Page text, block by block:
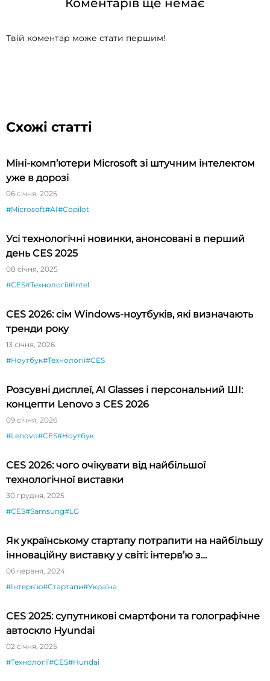
Коментарів ще немає
Твій коментар може стати першим!
Схожі статті
Міні-комп’ютери Microsoft зі штучним інтелектом
уже в дорозі
06 січня, 2025
#Microsoft#AI#Copilot
Усі технологічні новинки, анонсовані в перший
день CES 2025
08 січня, 2025
#CES#Технології#Intel
CES 2026: сім Windows-ноутбуків, які визначають
тренди року
13 січня, 2026
#Ноутбук#Технології#CES
Розсувні дисплеї, AI Glasses і персональний ШІ:
концепти Lenovo з CES 2026
09 січня, 2026
#Lenovo#CES#Ноутбук
CES 2026: чого очікувати від найбільшої
технологічної виставки
30 грудня, 2025
#CES#Samsung#LG
Як українському стартапу потрапити на найбільшу
інноваційну виставку у світі: інтерв’ю з
президентом CES Гері Шапіро
06 червня, 2024
#Інтервʼю#Стартапи#Україна
CES 2025: супутникові смартфони та голографічне
автоскло Hyundai
02 січня, 2025
#Технології#CES#Hundai